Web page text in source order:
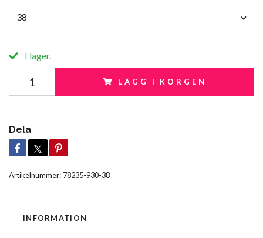
38
I lager.
LÄGG I KORGEN
Dela
Artikelnummer: 78235-930-38
INFORMATION